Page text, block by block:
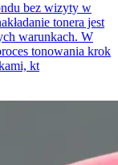
bez wizyty w
tonera jest
warunkach. W
tonowania krok
kt